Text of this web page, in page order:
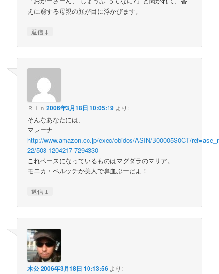
えに窮する母親の顔が目に浮かびます。
返信 ↓
Ｒｉｎ 2006年3月18日 10:05:19 より:
そんなあなたには、
マレーナ
http://www.amazon.co.jp/exec/obidos/ASIN/B00005S0CT/
22/503-1204217-7294330
これベースになっているものはマグダラのマリア。
モニカ・ベルッチが美人で鼻血ぶーだよ！
返信 ↓
木公2006年3月18日 10:13:56 より: